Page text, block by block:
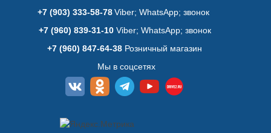
+7 (903) 333-58-78 Viber; WhatsАpp; звонок
+7 (960) 839-31-10Viber; WhatsАpp; звонок
+7 (960) 847-64-38 Розничный магазин
Мы в соцсетях